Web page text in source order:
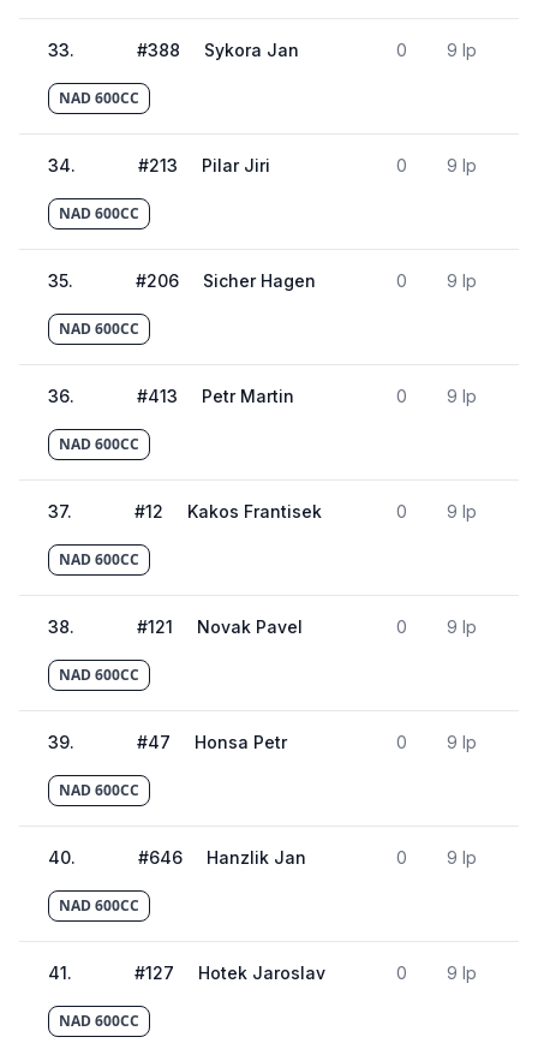
33. #388 Sykora Jan 0 9 lp
NAD 600CC
34. #213 Pilar Jiri 0 9 lp
NAD 600CC
35. #206 Sicher Hagen 0 9 lp
NAD 600CC
36. #413 Petr Martin 0 9 lp
NAD 600CC
37. #12 Kakos Frantisek 0 9 lp
NAD 600CC
38. #121 Novak Pavel 0 9 lp
NAD 600CC
39. #47 Honsa Petr 0 9 lp
NAD 600CC
40. #646 Hanzlik Jan 0 9 lp
NAD 600CC
41. #127 Hotek Jaroslav 0 9 lp
NAD 600CC